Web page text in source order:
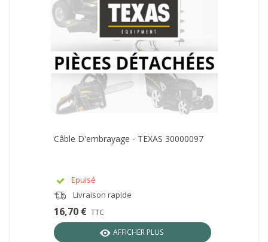
Câble D'embrayage - TEXAS 30000097
Epuisé
Livraison rapide
16,70 € TTC
AFFICHER PLUS